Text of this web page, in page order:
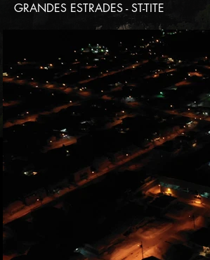
GRANDES ESTRADES - ST-TITE
Voir bande-